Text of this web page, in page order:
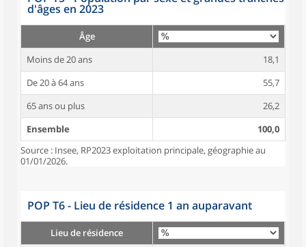
d'âges en 2023
Âge
Moins de 20 ans
18,1
De 20 à 64 ans
55,7
65 ans ou plus
26,2
Ensemble
100,0
Source : Insee, RP2023 exploitation principale, géographie au
01/01/2026.
POP T6 - Lieu de résidence 1 an auparavant
Lieu de résidence